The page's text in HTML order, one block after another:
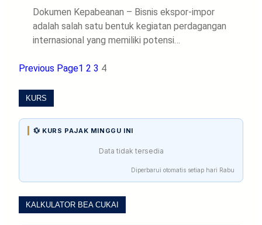
Dokumen Kepabeanan – Bisnis ekspor-impor
adalah salah satu bentuk kegiatan perdagangan
internasional yang memiliki potensi…
Previous Page1 2 3 4
KURS
💱 KURS PAJAK MINGGU INI
Data tidak tersedia
Diperbarui otomatis setiap hari Rabu
KALKULATOR BEA CUKAI